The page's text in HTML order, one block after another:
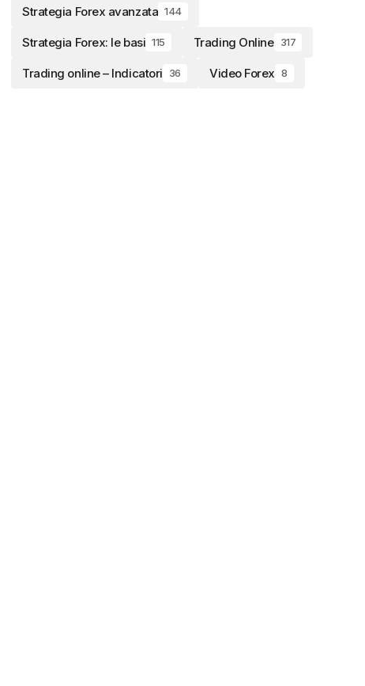
Strategia Forex avanzata 144
Strategia Forex: le basi 115 Trading Online 317
Trading online – Indicatori 36 Video Forex 8